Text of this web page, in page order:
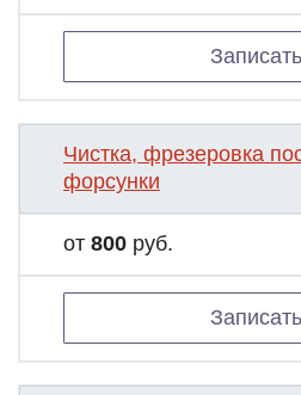
Чистка, фрезеровка
форсунки
от 800 руб.